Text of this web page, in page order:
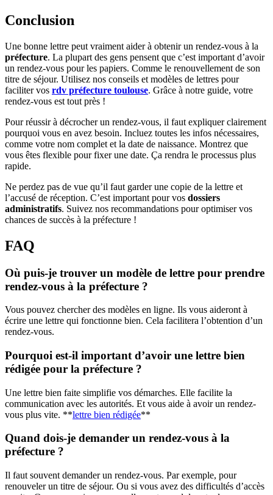
Conclusion
Une bonne lettre peut vraiment aider à obtenir un rendez-vous à la
préfecture. La plupart des gens pensent que c’est important d’avoir
un rendez-vous pour les papiers. Comme le renouvellement de son
titre de séjour. Utilisez nos conseils et modèles de lettres pour
faciliter vos rdv préfecture toulouse. Grâce à notre guide, votre
rendez-vous est tout près !
Pour réussir à décrocher un rendez-vous, il faut expliquer clairement
pourquoi vous en avez besoin. Incluez toutes les infos nécessaires,
comme votre nom complet et la date de naissance. Montrez que
vous êtes flexible pour fixer une date. Ça rendra le processus plus
rapide.
Ne perdez pas de vue qu’il faut garder une copie de la lettre et
l’accusé de réception. C’est important pour vos dossiers
administratifs. Suivez nos recommandations pour optimiser vos
chances de succès à la préfecture !
FAQ
Où puis-je trouver un modèle de lettre pour prendre
rendez-vous à la préfecture ?
Vous pouvez chercher des modèles en ligne. Ils vous aideront à
écrire une lettre qui fonctionne bien. Cela facilitera l’obtention d’un
rendez-vous.
Pourquoi est-il important d’avoir une lettre bien
rédigée pour la préfecture ?
Une lettre bien faite simplifie vos démarches. Elle facilite la
communication avec les autorités. Et vous aide à avoir un rendez-
vous plus vite. **lettre bien rédigée**
Quand dois-je demander un rendez-vous à la
préfecture ?
Il faut souvent demander un rendez-vous. Par exemple, pour
renouveler un titre de séjour. Ou si vous avez des difficultés d’accès